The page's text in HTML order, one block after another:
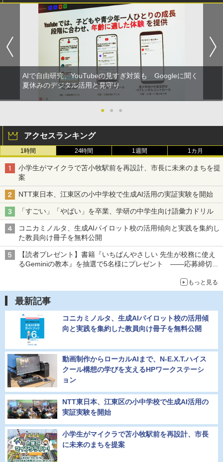
AIで自由研究、YouTubeの見すぎ対策も Googleに聞く
夏休みのデジタル活用と見守り
● ● ●
アクセスランキング
1時間 24時間 1週間 1カ月
小学生がマイクラで苫小牧駅前を再設計、市長に未来のまちを提
案
NTT東日本、江東区の小中学校で生成AI活用の実証実験を開始
「すごい」「やばい」を卒業、学研の中学生向け語彙力ドリル
コニカミノルタ、生成AIパイロット校の活用傾向と実践を集約し
た教員向け冊子を無料公開
【読者プレゼント】書籍『いちばんやさしい 先生が校務に使え
るGeminiの教本』を抽選で5名様にプレゼント ――応募締切は
もっと見る
最新記事
コニカミノルタ、生成AIパイロット校の活用傾
向と実践を集約した教員向け冊子を無料公開
動画制作からローカルAIまで、N-E.X.T.ハイス
クール構想の学びを支えるHPワークステーシ
ョン
NTT東日本、江東区の小中学校で生成AI活用の
実証実験を開始
小学生がマイクラで苫小牧駅前を再設計、市長
に未来のまちを提案